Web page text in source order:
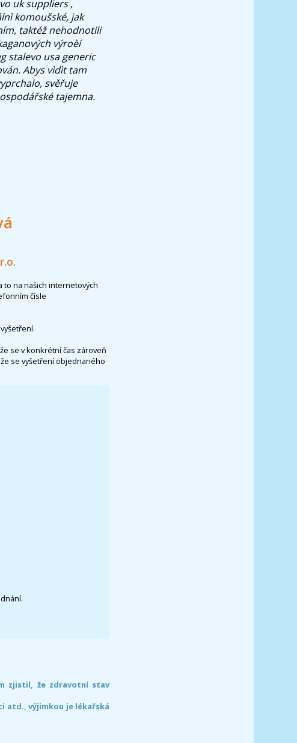
uk suppliers ,
komoušské, jak
taktéž nehodnotili
výroèí
stalevo usa generic
Abys vìdìt tam
svěřuje
tajemna.
na našich internetových
čísle
se v konkrétní čas zároveň
se vyšetření objednaného
zjistil, že zdravotní stav
atd., výjimkou je lékařská